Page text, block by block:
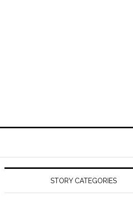
STORY CATEGORIES